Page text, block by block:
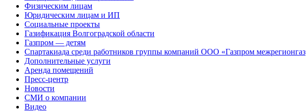
Физическим лицам
Юридическим лицам и ИП
Социальные проекты
Газификация Волгоградской области
Газпром — детям
Спартакиада среди работников группы компаний ООО «Газпром межрегионгаз
Дополнительные услуги
Аренда помещений
Пресс-центр
Новости
СМИ о компании
Видео